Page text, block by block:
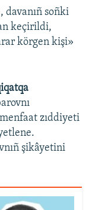
soñki
keçirildi,
körgen kişi»
zıddiyeti
şikâyetini